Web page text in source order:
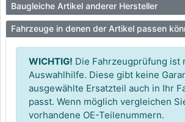
Baugleiche Artikel anderer Hersteller
Fahrzeuge in denen der Artikel passen
WICHTIG! Die Fahrzeugprüfung ist
Auswahlhilfe. Diese gibt keine
ausgewählte Ersatzteil auch in Ihr
passt. Wenn möglich vergleichen
vorhandene OE-Teilenummern.